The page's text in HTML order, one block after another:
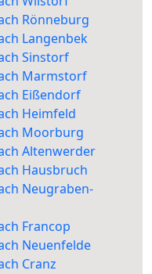
Rönneburg
Langenbek
Sinstorf
Marmstorf
Eißendorf
Heimfeld
Moorburg
Altenwerder
Hausbruch
Neugraben-
Francop
Neuenfelde
Cranz